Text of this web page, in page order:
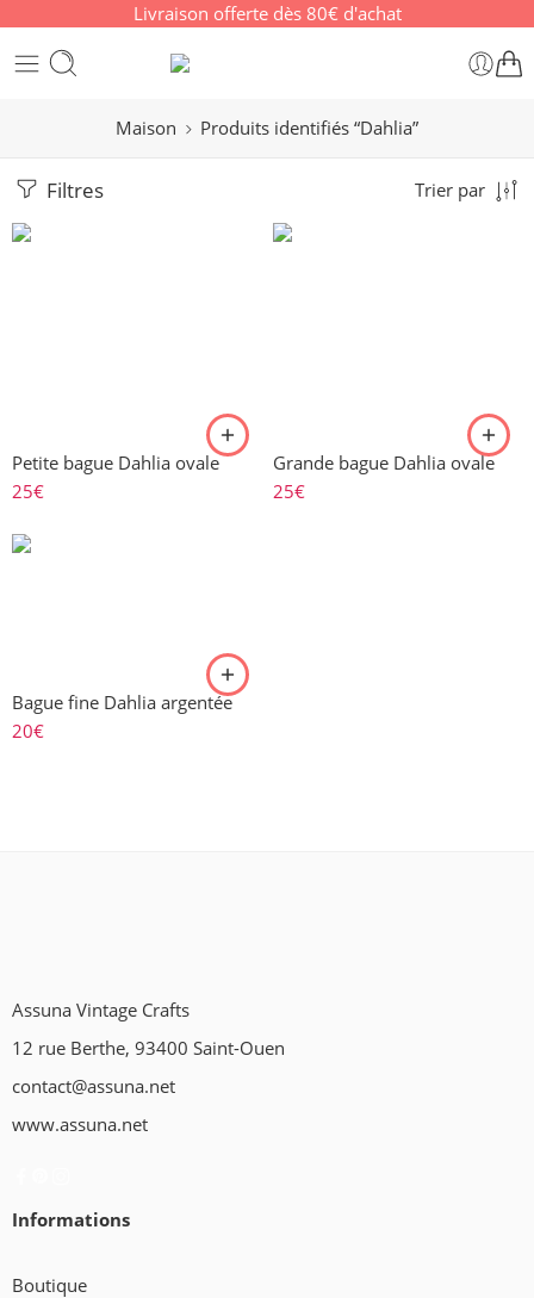
Livraison offerte dès 80€ d'achat
Maison Produits identifiés “Dahlia”
Filtres Trier par
Petite bague Dahlia ovale
25€
Grande bague Dahlia ovale
25€
Bague fine Dahlia argentée
20€
Assuna Vintage Crafts
12 rue Berthe, 93400 Saint-Ouen
contact@assuna.net
www.assuna.net
Informations
Boutique